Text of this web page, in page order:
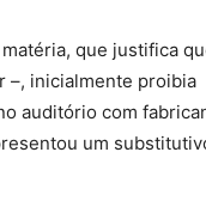
que justifica
–, inicialmente proibia
auditório com
um